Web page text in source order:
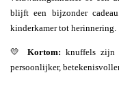
blijft een bijzonder
kinderkamer tot herinnering.
💛 Kortom: knuffels zijn
persoonlijker,